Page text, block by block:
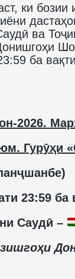
ки
ва
ба
2026.
Гурӯҳи
23:59
Саудӣ –